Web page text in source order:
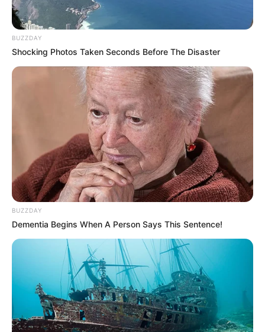
BUZZDAY
Shocking Photos Taken Seconds Before The Disaster
BUZZDAY
Dementia Begins When A Person Says This Sentence!